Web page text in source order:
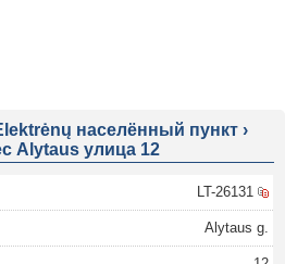
населённый пункт ›
Alytaus улица 12
LT-26131
Alytaus g.